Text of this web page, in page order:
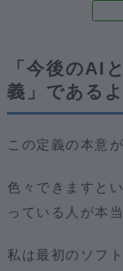
【優秀なグロ
「今後のAI
義」である
この定義の本意
色々できますと
っている人が本
私は最初のソフ